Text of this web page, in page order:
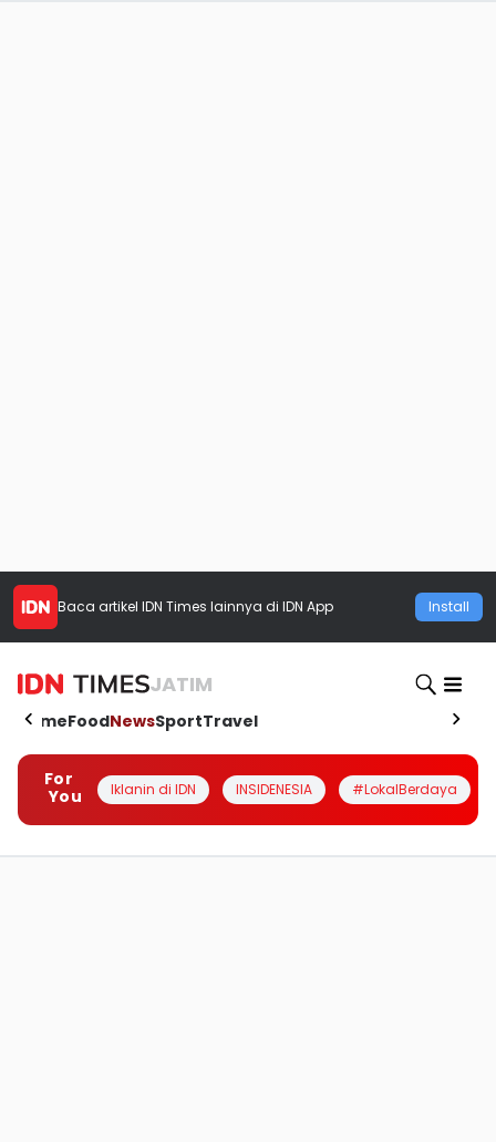
Baca artikel IDN Times lainnya di IDN App Install
JATIM
HomeFoodNewsSportTravel
For
You
Iklanin di IDN INSIDENESIA #LokalBerdaya